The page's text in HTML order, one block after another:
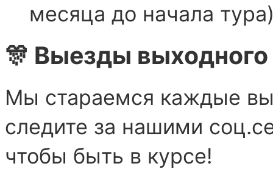
месяца до начала
🎊 Выезды выходного
Мы стараемся каждые
следите за нашими
чтобы быть в курсе!